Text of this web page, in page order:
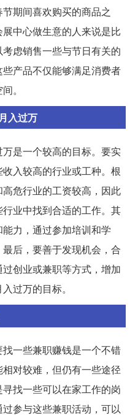
期间喜欢购买的商品之
中心做生意的人来说是比
虑销售一些与节日有关的
产品不仅能够满足消费者
。
入过万
是一个较高的目标。要实
入较高的行业或工种。根
危行业的工资较高，因此
业中找到合适的工作。其
力，通过参加培训和学
后，要善于发现机会，合
创业或兼职等方式，增加
过万的目标。
一些兼职赚钱是一个不错
对较难，但仍有一些途径
找一些可以在家工作的岗
参与这些兼职活动，可以